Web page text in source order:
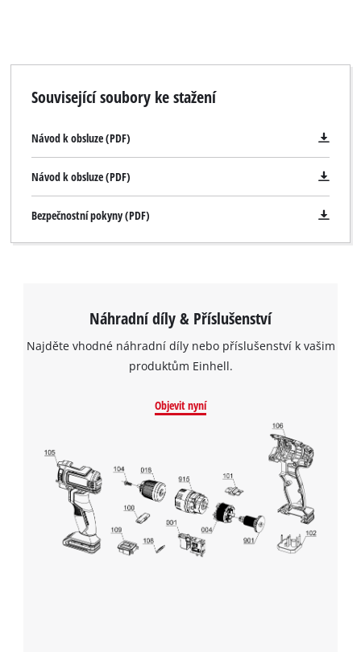
Související soubory ke stažení
Návod k obsluze (PDF)
Návod k obsluze (PDF)
Bezpečnostní pokyny (PDF)
Náhradní díly & Příslušenství
Najděte vhodné náhradní díly nebo příslušenství k vašim
produktům Einhell.
Objevit nyní